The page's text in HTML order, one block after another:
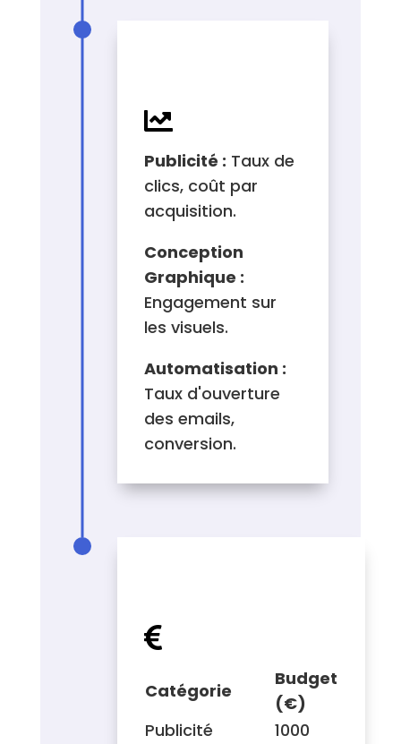

Publicité : Taux de
clics, coût par
acquisition.
Conception
Graphique :
Engagement sur
les visuels.
Automatisation :
Taux d'ouverture
des emails,
conversion.

Catégorie
Budget
(€)
Publicité
1000